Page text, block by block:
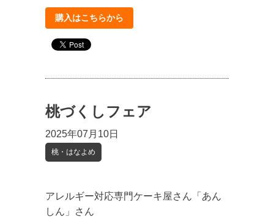
購入はこちらから
桃づくしフェア
2025年07月10日
桃・はなよめ
アレルギー対応専門ケーキ屋さん「あん
しん」さん